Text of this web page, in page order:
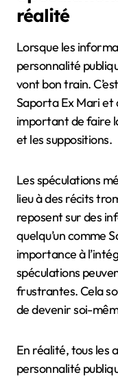
réalité
Lorsque les
personnalité
vont bon train.
Saporta Ex Mari et
important de faire
et les suppositions.
Les spéculations
lieu à des récits
reposent sur des
quelqu’un comme
importance à
spéculations
frustrantes. Cela
de devenir soi-
En réalité, tous les
personnalité